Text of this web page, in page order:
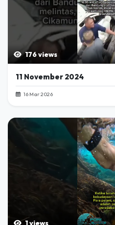
176 views
11 November 2024
16 Mar 2026
1 views